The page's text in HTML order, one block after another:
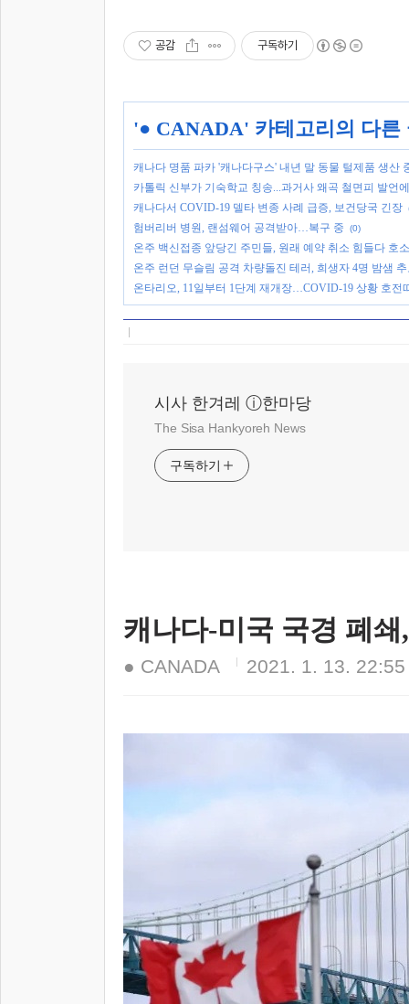
공감 구독하기
'● CANADA' 카테고리의 다른
캐나다 명품 파카 '캐나다구스' 내년 말 동물 털제품 생산
카톨릭 신부가 기숙학교 칭송...과거사 왜곡 철면피 발언
캐나다서 COVID-19 델타 변종 사례 급증, 보건당국 긴장
험버리버 병원, 랜섬웨어 공격받아…복구 중 (0)
온주 백신접종 앞당긴 주민들, 원래 예약 취소 힘들다 호소
온주 런던 무슬림 공격 차량돌진 테러, 희생자 4명 밤샘
온타리오, 11일부터 1단계 재개장…COVID-19 상황 호전
시사 한겨레 ⓘ한마당
The Sisa Hankyoreh News
구독하기
캐나다-미국 국경 폐
● CANADA 2021. 1. 13. 22:55